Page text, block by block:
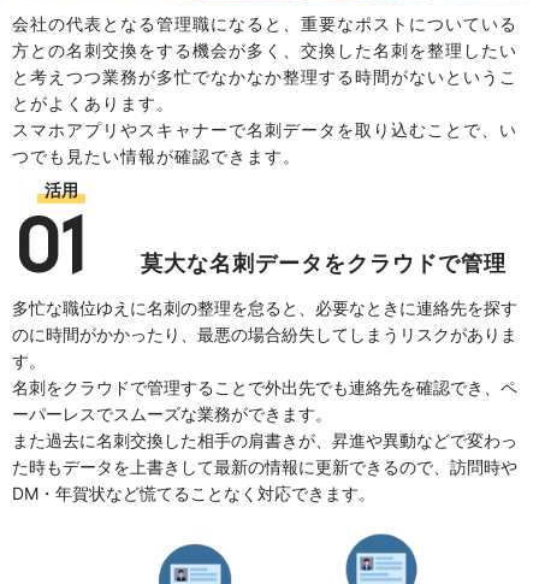
会社の代表となる管理職になると、重要なポストについている
方との名刺交換をする機会が多く、交換した名刺を整理したい
と考えつつ業務が多忙でなかなか整理する時間がないというこ
とがよくあります。
スマホアプリやスキャナーで名刺データを取り込むことで、い
つでも見たい情報が確認できます。
活用
01 莫大な名刺データをクラウドで管理
多忙な職位ゆえに名刺の整理を怠ると、必要なときに連絡先を探す
のに時間がかかったり、最悪の場合紛失してしまうリスクがありま
す。
名刺をクラウドで管理することで外出先でも連絡先を確認でき、ペ
ーパーレスでスムーズな業務ができます。
また過去に名刺交換した相手の肩書きが、昇進や異動などで変わっ
た時もデータを上書きして最新の情報に更新できるので、訪問時や
DM・年賀状など慌てることなく対応できます。